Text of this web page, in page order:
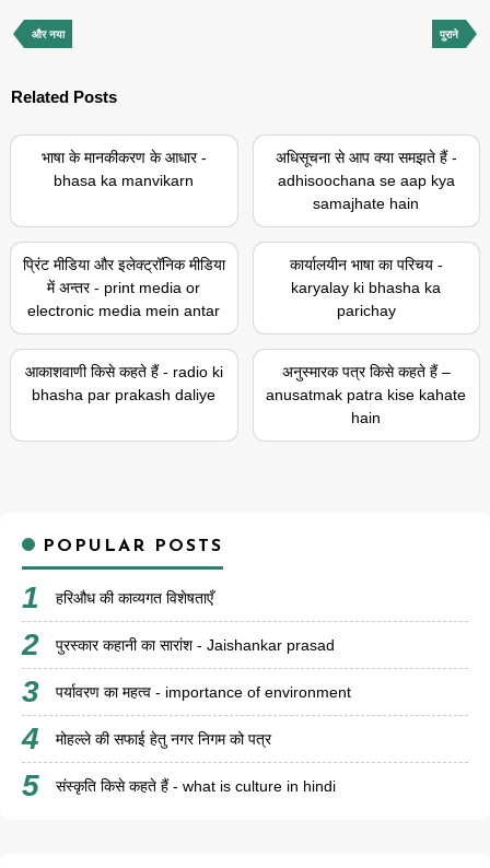
और नया पुराने
Related Posts
भाषा के मानकीकरण के आधार -
bhasa ka manvikarn
अधिसूचना से आप क्या समझते हैं -
adhisoochana se aap kya
samajhate hain
प्रिंट मीडिया और इलेक्ट्रॉनिक मीडिया
में अन्तर - print media or
electronic media mein antar
कार्यालयीन भाषा का परिचय -
karyalay ki bhasha ka
parichay
आकाशवाणी किसे कहते हैं - radio ki
bhasha par prakash daliye
अनुस्मारक पत्र किसे कहते हैं –
anusatmak patra kise kahate
hain
POPULAR POSTS
हरिऔध की काव्यगत विशेषताएँ
पुरस्कार कहानी का सारांश - Jaishankar prasad
पर्यावरण का महत्व - importance of environment
मोहल्ले की सफाई हेतु नगर निगम को पत्र
संस्कृति किसे कहते हैं - what is culture in hindi